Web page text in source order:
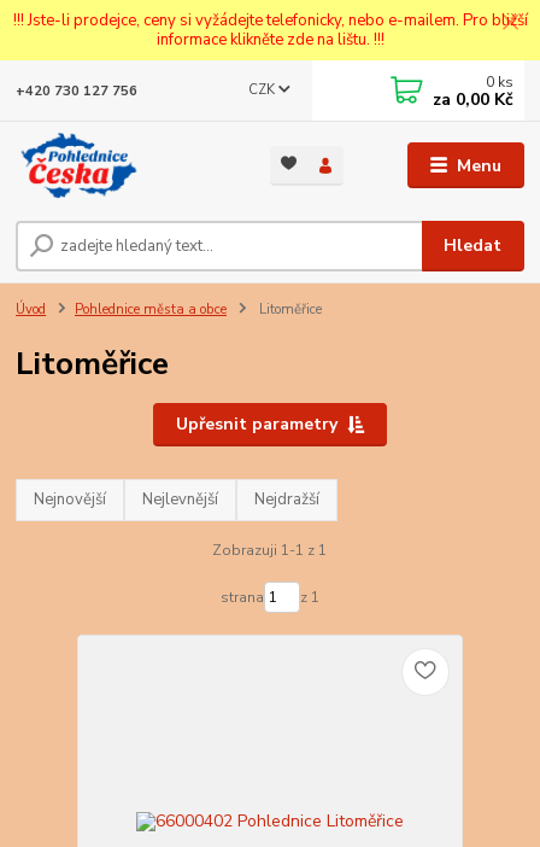
!!! Jste-li prodejce, ceny si vyžádejte telefonicky, nebo e-mailem. Pro bližší
informace klikněte zde na lištu. !!!
Menu
CZK
Hledat
+420 730 127 756 0 ks
za 0,00 Kč
Úvod Pohlednice města a obce Litoměřice
Litoměřice
Upřesnit parametry
Nejnovější Nejlevnější Nejdražší
Zobrazuji 1-1 z 1
strana z 1